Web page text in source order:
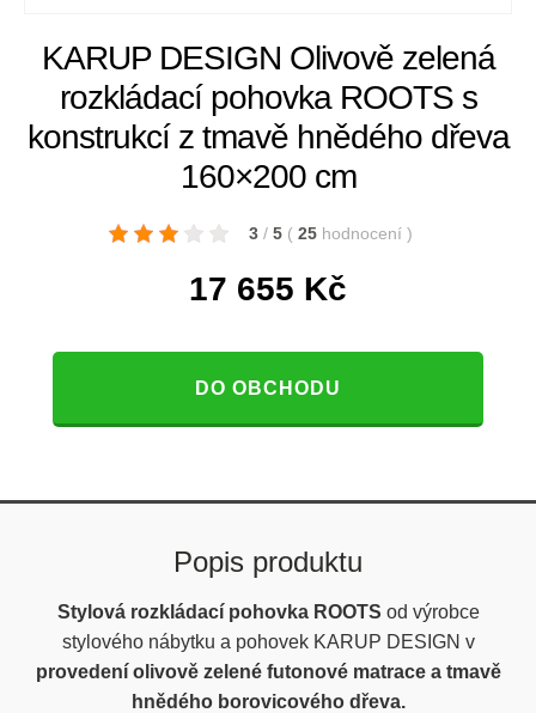
KARUP DESIGN Olivově zelená
rozkládací pohovka ROOTS s
konstrukcí z tmavě hnědého dřeva
160×200 cm
3 / 5 ( 25 hodnocení )
17 655 Kč
DO OBCHODU
Popis produktu
Stylová rozkládací pohovka ROOTS od výrobce
stylového nábytku a pohovek KARUP DESIGN v
provedení olivově zelené futonové matrace a tmavě
hnědého borovicového dřeva.